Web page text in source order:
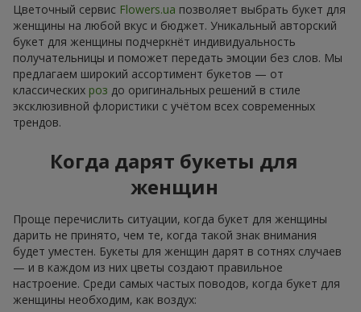
Цветочный сервис Flowers.ua позволяет выбрать букет для
женщины на любой вкус и бюджет. Уникальный авторский
букет для женщины подчеркнёт индивидуальность
получательницы и поможет передать эмоции без слов. Мы
предлагаем широкий ассортимент букетов — от
классических роз до оригинальных решений в стиле
эксклюзивной флористики с учётом всех современных
трендов.
Когда дарят букеты для
женщин
Проще перечислить ситуации, когда букет для женщины
дарить не принято, чем те, когда такой знак внимания
будет уместен. Букеты для женщин дарят в сотнях случаев
— и в каждом из них цветы создают правильное
настроение. Среди самых частых поводов, когда букет для
женщины необходим, как воздух: